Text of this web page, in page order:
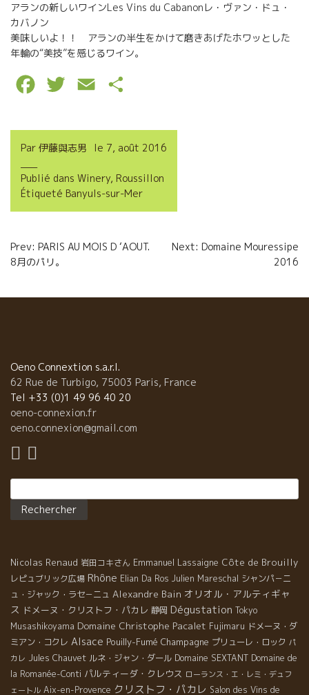
アランの新しいワインLes Vins du Cabanonレ・ヴァン・ドュ・
カバノン
美味しいよ！！ アランの半生をかけて磨きあげたホワッとした
年輪の“美技”を感じるワイン。
c
b
o
k
i
t
e
a
l
r
a
g
Par 伊藤與志男 le 7, août 2016
Publié dans Winery, Roussillon
Étiqueté Banyuls-sur-Mer
Navigation
de
l’article
Prev: PARIS AU MOIS D ‘AOUT.
8月のパリ。
Next: Domaine Mouressipe
2016
Oeno Connextion s.a.r.l.
62 Rue de Turbigo, 75003 Paris, France
Tel +33 (0)1 49 96 40 20
oeno-connexion.fr
oeno.connexion@gmail.com
Nicolas Renaud 岩田コキさん Emmanuel Lassaigne Côte de Brouilly
レピュブリック広場 Rhône Elian Da Ros Julien Mareschal シャンパ－ニ
ュ・ジャック・ラセ－ニュ Alexandre Bain オリオル・アルティギャ
ス ドメーヌ・クリストフ・パカレ 静岡 Dégustation Tokyo
Musashikoyama Domaine Christophe Pacalet Fujimaru ドメーヌ・ダ
ミアン・コクレ Alsace Pouilly-Fumé Champagne プリューレ・ロック パ
カレ Jules Chauvet ルネ・ジャン・ダール Domaine SEXTANT Domaine de
la Romanée-Conti パルティーダ・クレウス ローランス・エ・レミ・デュフ
ェートル Aix-en-Provence クリストフ・パカレ Salon des Vins de